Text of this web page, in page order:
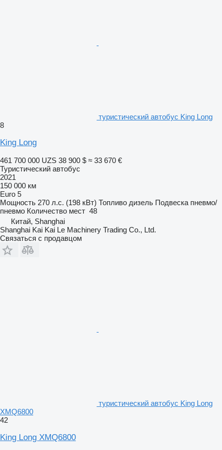
туристический автобус King Long
8
King Long
461 700 000 UZS 38 900 $ ≈ 33 670 €
Туристический автобус
2021
150 000 км
Euro 5
Мощность 270 л.с. (198 кВт) Топливо дизель Подвеска пневмо/
пневмо Количество мест 48
Китай, Shanghai
Shanghai Kai Kai Le Machinery Trading Co., Ltd.
Связаться с продавцом
туристический автобус King Long
XMQ6800
42
King Long XMQ6800